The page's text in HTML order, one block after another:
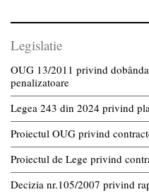
Legislatie
OUG 13/2011 privind
penalizatoare
Legea 243 din 2024 privind
Proiectul OUG privind
Proiectul de Lege privind
Decizia nr.105/2007 privind